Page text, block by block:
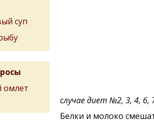
случае диет №2, 3, 4, 6,
Белки и молоко
суп
омлет